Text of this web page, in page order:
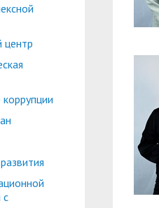
политике и
и аспирантов
как иностранного
модуль «Обучение
центр
с